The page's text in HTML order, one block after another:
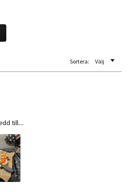
Sortera: Välj
2025
den är
till…